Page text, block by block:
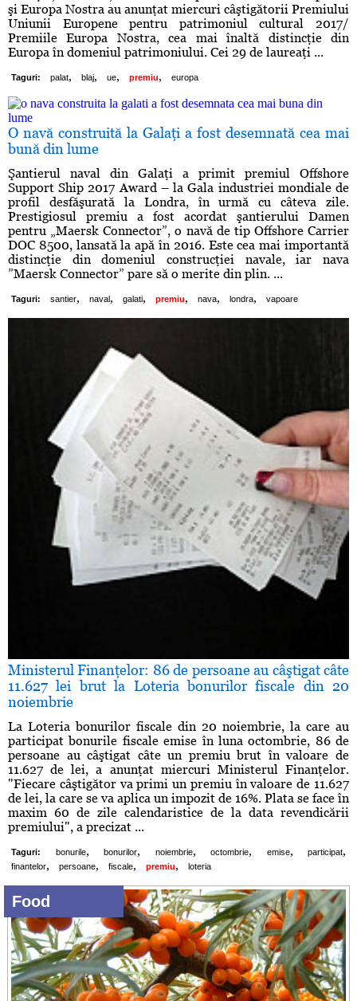
şi Europa Nostra au anunţat miercuri câştigătorii Premiului
Uniunii Europene pentru patrimoniul cultural 2017/
Premiile Europa Nostra, cea mai înaltă distincţie din
Europa în domeniul patrimoniului. Cei 29 de laureaţi ...
Taguri: palat, blaj, ue, premiu, europa
O navă construită la Galaţi a fost desemnată cea mai
bună din lume
Şantierul naval din Galaţi a primit premiul Offshore
Support Ship 2017 Award – la Gala industriei mondiale de
profil desfăşurată la Londra, în urmă cu câteva zile.
Prestigiosul premiu a fost acordat şantierului Damen
pentru „Maersk Connector”, o navă de tip Offshore Carrier
DOC 8500, lansată la apă în 2016. Este cea mai importantă
distincţie din domeniul construcţiei navale, iar nava
”Maersk Connector” pare să o merite din plin. ...
Taguri: santier, naval , galati, premiu, nava, londra, vapoare
Ministerul Finanţelor: 86 de persoane au câştigat câte
11.627 lei brut la Loteria bonurilor fiscale din 20
noiembrie
La Loteria bonurilor fiscale din 20 noiembrie, la care au
participat bonurile fiscale emise în luna octombrie, 86 de
persoane au câştigat câte un premiu brut în valoare de
11.627 de lei, a anunţat miercuri Ministerul Finanţelor.
"Fiecare câştigător va primi un premiu în valoare de 11.627
de lei, la care se va aplica un impozit de 16%. Plata se face în
maxim 60 de zile calendaristice de la data revendicării
premiului", a precizat ...
Taguri: bonurile, bonurilor, noiembrie, octombrie, emise, participat,
finantelor, persoane, fiscale, premiu, loteria
Food